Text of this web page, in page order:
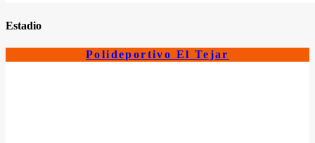
Estadio
Polideportivo El Tejar